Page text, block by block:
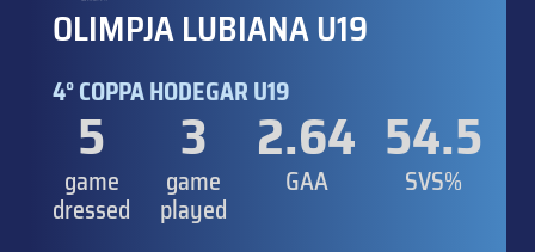
OLIMPJA LUBIANA U19
4° COPPA HODEGAR U19
5
game
dressed
3
game
played
2.64
GAA
54.5
SVS%